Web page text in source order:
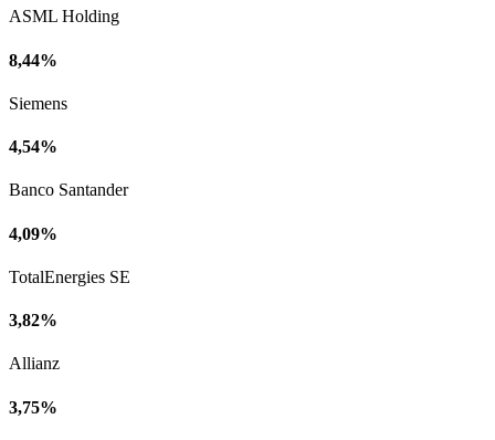
ASML Holding
8,44%
Siemens
4,54%
Banco Santander
4,09%
TotalEnergies SE
3,82%
Allianz
3,75%